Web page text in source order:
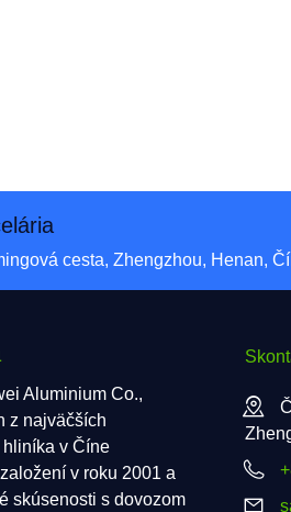
cesta, Zhengzhou, Henan,
Aluminium Co.,
z najväčších
v Číne
v roku 2001 a
skúsenosti s dovozom